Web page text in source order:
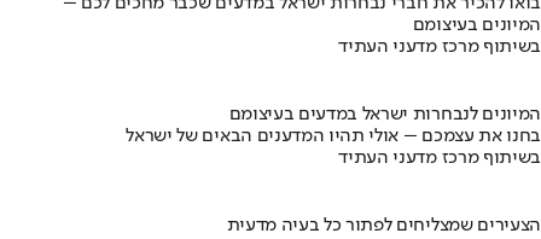
המיונים בעיצומם
בשיתוף מרכז מדעני העתיד
המיונים לנבחרות ישראל במדעים בעיצומם
בחנו את עצמכם – אולי תהיו המדענים הבאים של ישראל
בשיתוף מרכז מדעני העתיד
הצעירים שמצליחים לפתור כל בעיה מדעית